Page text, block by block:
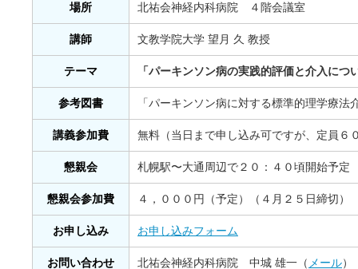
場所 北祐会神経内科病院 ４階会議室
講師 文教学院大学 望月 久 教授
テーマ 「パーキンソン病の実践的評価と介入につ
参考図書 「パーキンソン病に対する標準的理学療法
講義参加費 無料（当日まで申し込み可ですが、定員６
懇親会 札幌駅〜大通周辺で２０：４０頃開始予定
懇親会参加費 ４，０００円（予定）（４月２５日締切）
お申し込み お申し込みフォーム
お問い合わせ 北祐会神経内科病院 中城 雄一（ メール）